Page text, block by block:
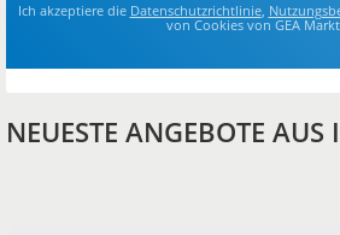
Ich akzeptiere die Datenschutzrichtlinie,
von Cookies von GEA
NEUESTE ANGEBOTE AUS